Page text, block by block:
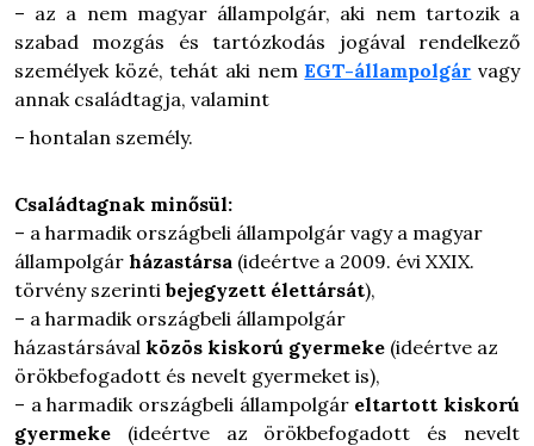
– az a nem magyar állampolgár, aki nem tartozik a
szabad mozgás és tartózkodás jogával rendelkező
személyek közé, tehát aki nemEGT-állampolgár vagy
annak családtagja, valamint
– hontalan személy.
Családtagnak minősül:
– a harmadik országbeli állampolgár vagy a magyar
állampolgár házastársa (ideértve a 2009. évi XXIX.
törvény szerinti bejegyzett élettársát),
– a harmadik országbeli állampolgár
házastársával közös kiskorú gyermeke (ideértve az
örökbefogadott és nevelt gyermeket is),
– a harmadik országbeli állampolgár eltartott kiskorú
gyermeke (ideértve az örökbefogadott és nevelt